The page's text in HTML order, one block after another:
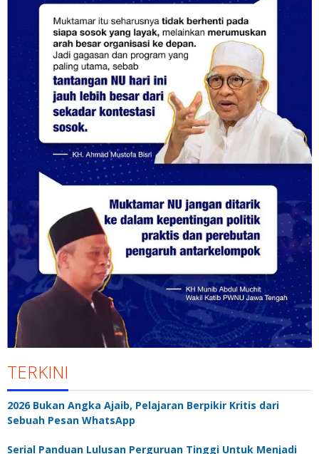
TERKINI
2026 Bukan Angka Ajaib, Pelajaran Berpikir Kritis dari
Sebuah Pesan WhatsApp
Serial Panduan Lulusan Perguruan Tinggi Untuk Menjadi